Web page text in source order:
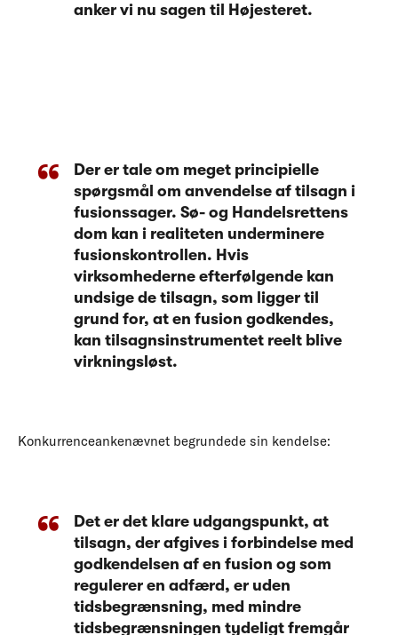
anker vi nu sagen til Højesteret.
Der er tale om meget principielle
spørgsmål om anvendelse af tilsagn i
fusionssager. Sø- og Handelsrettens
dom kan i realiteten underminere
fusionskontrollen. Hvis
virksomhederne efterfølgende kan
undsige de tilsagn, som ligger til
grund for, at en fusion godkendes,
kan tilsagnsinstrumentet reelt blive
virkningsløst.
Konkurrenceankenævnet begrundede sin kendelse:
Det er det klare udgangspunkt, at
tilsagn, der afgives i forbindelse med
godkendelsen af en fusion og som
regulerer en adfærd, er uden
tidsbegrænsning, med mindre
tidsbegrænsningen tydeligt fremgår